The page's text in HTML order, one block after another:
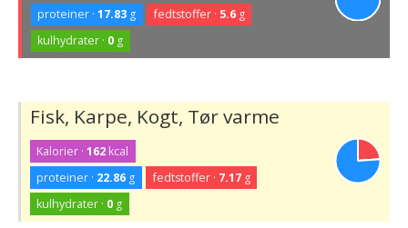
proteiner ·17.83 g fedtstoffer · 5.6g
kulhydrater · 0 g
Fisk, Karpe, Kogt, Tør varme
Kalorier ·162 kcal
proteiner · 22.86 g fedtstoffer · 7.17g
kulhydrater · 0 g